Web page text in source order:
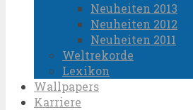
Neuheiten 2013
Neuheiten 2012
Neuheiten 2011
Weltrekorde
Lexikon
Wallpapers
Karriere